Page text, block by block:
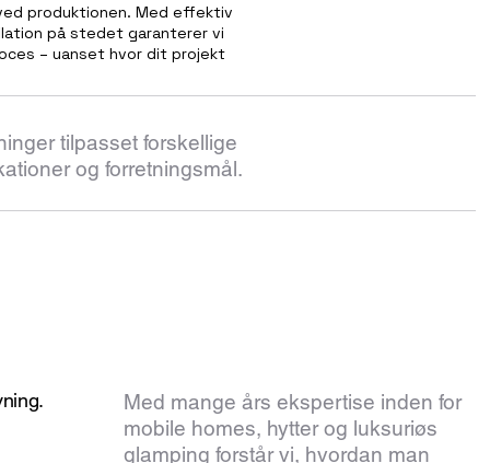
produktionen. Med effektiv
på stedet garanterer vi
– uanset hvor dit projekt
tilpasset forskellige
og forretningsmål.
Med mange års ekspertise inden for
mobile homes, hytter og luksuriøs
glamping forstår vi, hvordan man